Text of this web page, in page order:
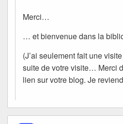
Merci…
… et bienvenue dans la
(J’ai seulement fait une
suite de votre visite… Merci
lien sur votre blog. Je